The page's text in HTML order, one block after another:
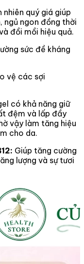
nhiên quý giá giúp
ngủ ngon đồng thời
đồi mồi hiệu quả.
sức đề kháng
vệ các sợi
có khả năng giữ
đệm và lấp đầy
vậy làm tăng hiệu
cho da.
Giúp tăng cường
lượng và sự tươi